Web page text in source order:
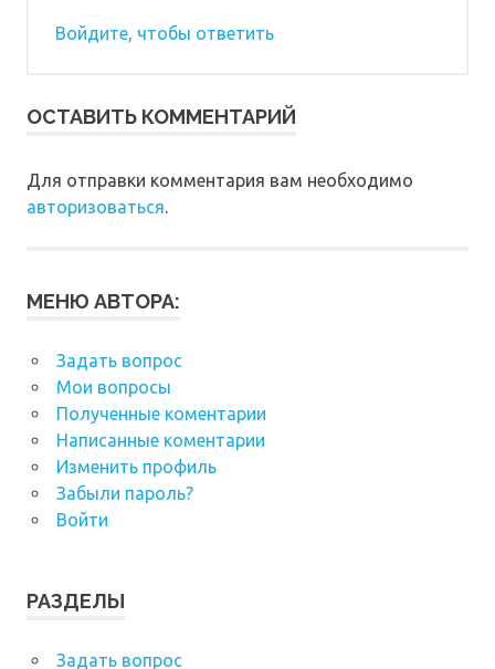
Войдите, чтобы ответить
ОСТАВИТЬ КОММЕНТАРИЙ
Для отправки комментария вам необходимо
авторизоваться.
МЕНЮ АВТОРА:
Задать вопрос
Мои вопросы
Полученные коментарии
Написанные коментарии
Изменить профиль
Забыли пароль?
Войти
РАЗДЕЛЫ
Задать вопрос